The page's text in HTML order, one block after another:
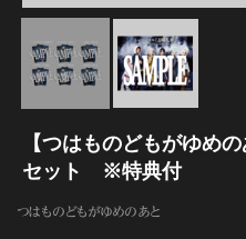
髭切 単騎出
【つはものどもがゆめ
セット ※特典付
つはものどもがゆめのあと